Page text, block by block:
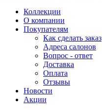
Коллекции
О компании
Покупателям
Как сделать заказ
Адреса салонов
Вопрос - ответ
Доставка
Оплата
Отзывы
Новости
Акции